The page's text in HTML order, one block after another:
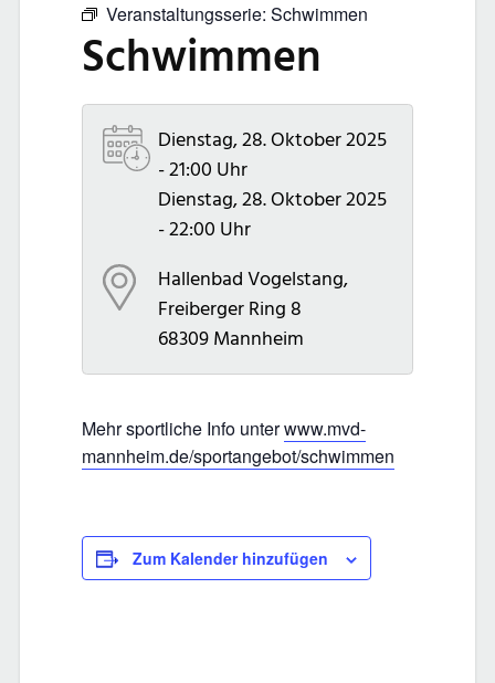
Veranstaltungsserie: Schwimmen
Schwimmen
Dienstag, 28. Oktober 2025
- 21:00 Uhr
Dienstag, 28. Oktober 2025
- 22:00 Uhr
Hallenbad Vogelstang,
Freiberger Ring 8
68309 Mannheim
Mehr sportliche Info unterwww.mvd-
mannheim.de/sportangebot/schwimmen
Zum Kalender hinzufügen